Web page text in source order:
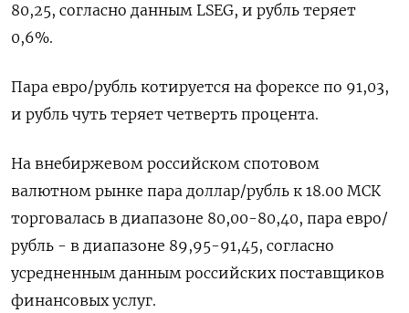
80,25, согласно данным LSEG, и рубль теряет
0,6%.
Пара евро/рубль котируется на форексе по 91,03,
и рубль чуть теряет четверть процента.
На внебиржевом российском спотовом
валютном рынке пара доллар/рубль к 18.00 МСК
торговалась в диапазоне 80,00-80,40, пара евро/
рубль - в диапазоне 89,95-91,45, согласно
усредненным данным российских поставщиков
финансовых услуг.